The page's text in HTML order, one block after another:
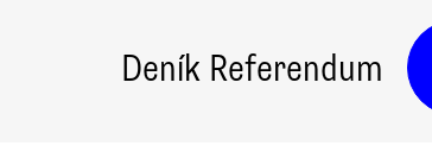
Deník Referendum